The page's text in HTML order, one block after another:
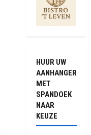
HUUR UW
AANHANGER
MET
SPANDOEK
NAAR
KEUZE